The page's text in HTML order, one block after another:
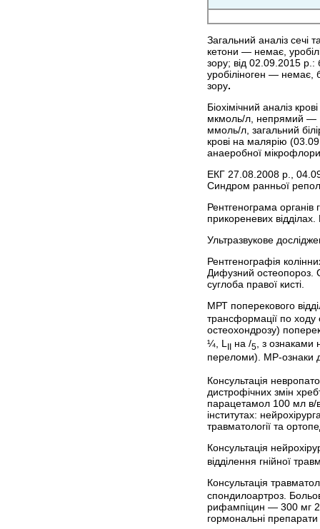
Загальний аналіз сечі
кетони — немає,
зору; від 02.09.2015 р.:
уробіліноген — немає,
зору.
Біохімічний аналіз
мкмоль/л, непрямий —
ммоль/л, загальний
крові на малярію
анаеробної
ЕКГ 27.08.2008 р.,
Синдром ранньої
Рентгенограма
прикореневих
Ультразвукове
Рентгенографія
Дифузний остеопороз.
суглоба правої кисті.
МРТ поперекового
трансформації по ходу
остеохондрозу)
¼, L II на /5
, з ознаками
переломи). МР-ознаки
Консультація
дистрофічних змін
парацетамол 100 мл в/
інститутах:
травматології та
Консультація
відділення гнійної
Консультація
спондилоартроз.
рифампіцин — 300 мг 2
гормональні препарати